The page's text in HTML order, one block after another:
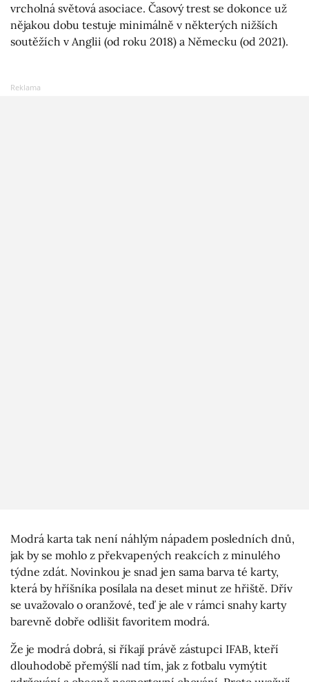
vrcholná světová asociace. Časový trest se dokonce už
nějakou dobu testuje minimálně v některých nižších
soutěžích v Anglii (od roku 2018) a Německu (od 2021).
Modrá karta tak není náhlým nápadem posledních dnů,
jak by se mohlo z překvapených reakcích z minulého
týdne zdát. Novinkou je snad jen sama barva té karty,
která by hříšníka posílala na deset minut ze hřiště. Dřív
se uvažovalo o oranžové, teď je ale v rámci snahy karty
barevně dobře odlišit favoritem modrá.
Že je modrá dobrá, si říkají právě zástupci IFAB, kteří
dlouhodobě přemýšlí nad tím, jak z fotbalu vymýtit